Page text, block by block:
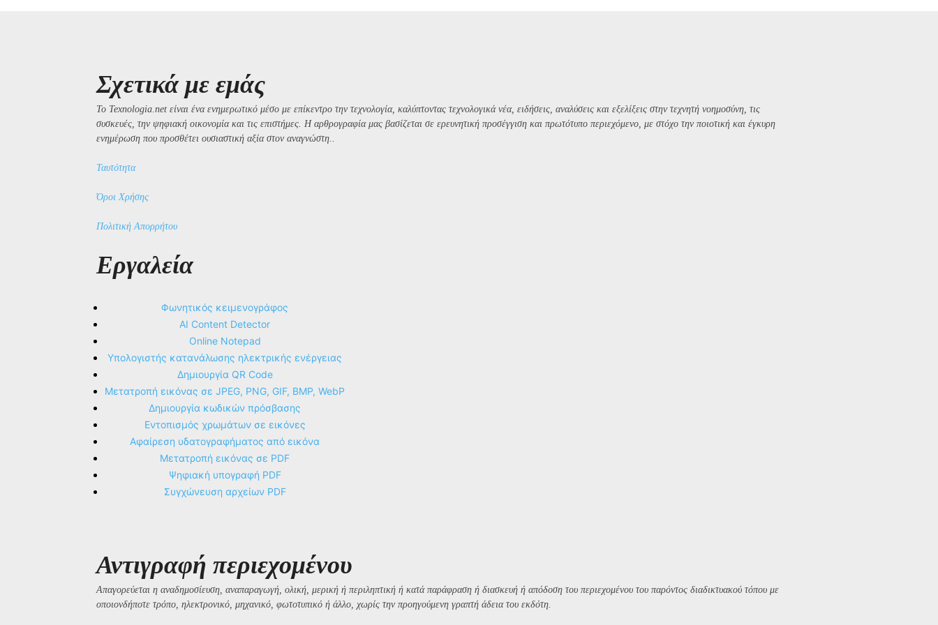
Σχετικά με εμάς
Το Texnologia.net είναι ένα ενημερωτικό μέσο με επίκεντρο την τεχνολογία, καλύπτοντας τεχνολογικά νέα, ειδήσεις, αναλύσεις και εξελίξεις στην τεχνητή νοημοσύνη, τις
συσκευές, την ψηφιακή οικονομία και τις επιστήμες. Η αρθρογραφία μας βασίζεται σε ερευνητική προσέγγιση και πρωτότυπο περιεχόμενο, με στόχο την ποιοτική και έγκυρη
ενημέρωση που προσθέτει ουσιαστική αξία στον αναγνώστη..
Ταυτότητα
Όροι Χρήσης
Πολιτική Απορρήτου
Εργαλεία
Φωνητικός κειμενογράφος
AI Content Detector
Online Notepad
Υπολογιστής κατανάλωσης ηλεκτρικής ενέργειας
Δημιουργία QR Code
Μετατροπή εικόνας σε JPEG, PNG, GIF, BMP, WebP
Δημιουργία κωδικών πρόσβασης
Εντοπισμός χρωμάτων σε εικόνες
Αφαίρεση υδατογραφήματος από εικόνα
Μετατροπή εικόνας σε PDF
Ψηφιακή υπογραφή PDF
Συγχώνευση αρχείων PDF
Αντιγραφή περιεχομένου
Απαγορεύεται η αναδημοσίευση, αναπαραγωγή, ολική, μερική ή περιληπτική ή κατά παράφραση ή διασκευή ή απόδοση του περιεχομένου του παρόντος διαδικτυακού τόπου με
οποιονδήποτε τρόπο, ηλεκτρονικό, μηχανικό, φωτοτυπικό ή άλλο, χωρίς την προηγούμενη γραπτή άδεια του εκδότη.